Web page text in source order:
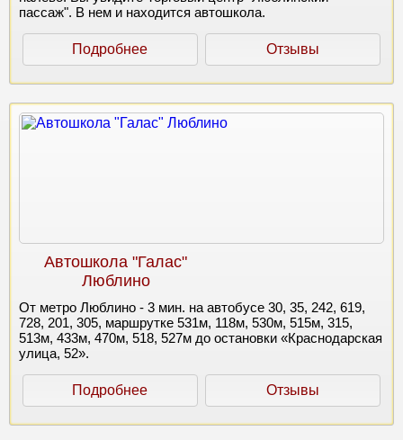
пассаж". В нем и находится автошкола.
Подробнее Отзывы
Автошкола "Галас"
Люблино
От метро Люблино - 3 мин. на автобусе 30, 35, 242, 619,
728, 201, 305, маршрутке 531м, 118м, 530м, 515м, 315,
513м, 433м, 470м, 518, 527м до остановки «Краснодарская
улица, 52».
Подробнее Отзывы